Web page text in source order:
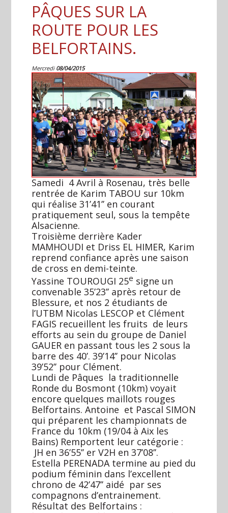
PÂQUES SUR LA
ROUTE POUR LES
BELFORTAINS.
Mercredi 08/04/2015
Samedi 4 Avril à Rosenau, très belle
rentrée de Karim TABOU sur 10km
qui réalise 31’41’’ en courant
pratiquement seul, sous la tempête
Alsacienne.
Troisième derrière Kader
MAMHOUDI et Driss EL HIMER, Karim
reprend confiance après une saison
de cross en demi-teinte.
Yassine TOUROUGI 25e signe un
convenable 35’23’’ après retour de
Blessure, et nos 2 étudiants de
l’UTBM Nicolas LESCOP et Clément
FAGIS recueillent les fruits de leurs
efforts au sein du groupe de Daniel
GAUER en passant tous les 2 sous la
barre des 40’. 39’14’’ pour Nicolas
39’52’’ pour Clément.
Lundi de Pâques la traditionnelle
Ronde du Bosmont (10km) voyait
encore quelques maillots rouges
Belfortains. Antoine et Pascal SIMON
qui préparent les championnats de
France du 10km (19/04 à Aix les
Bains) Remportent leur catégorie :
JH en 36’55’’ er V2H en 37’08’’.
Estella PERENADA termine au pied du
podium féminin dans l’excellent
chrono de 42’47’’ aidé par ses
compagnons d’entrainement.
Résultat des Belfortains :